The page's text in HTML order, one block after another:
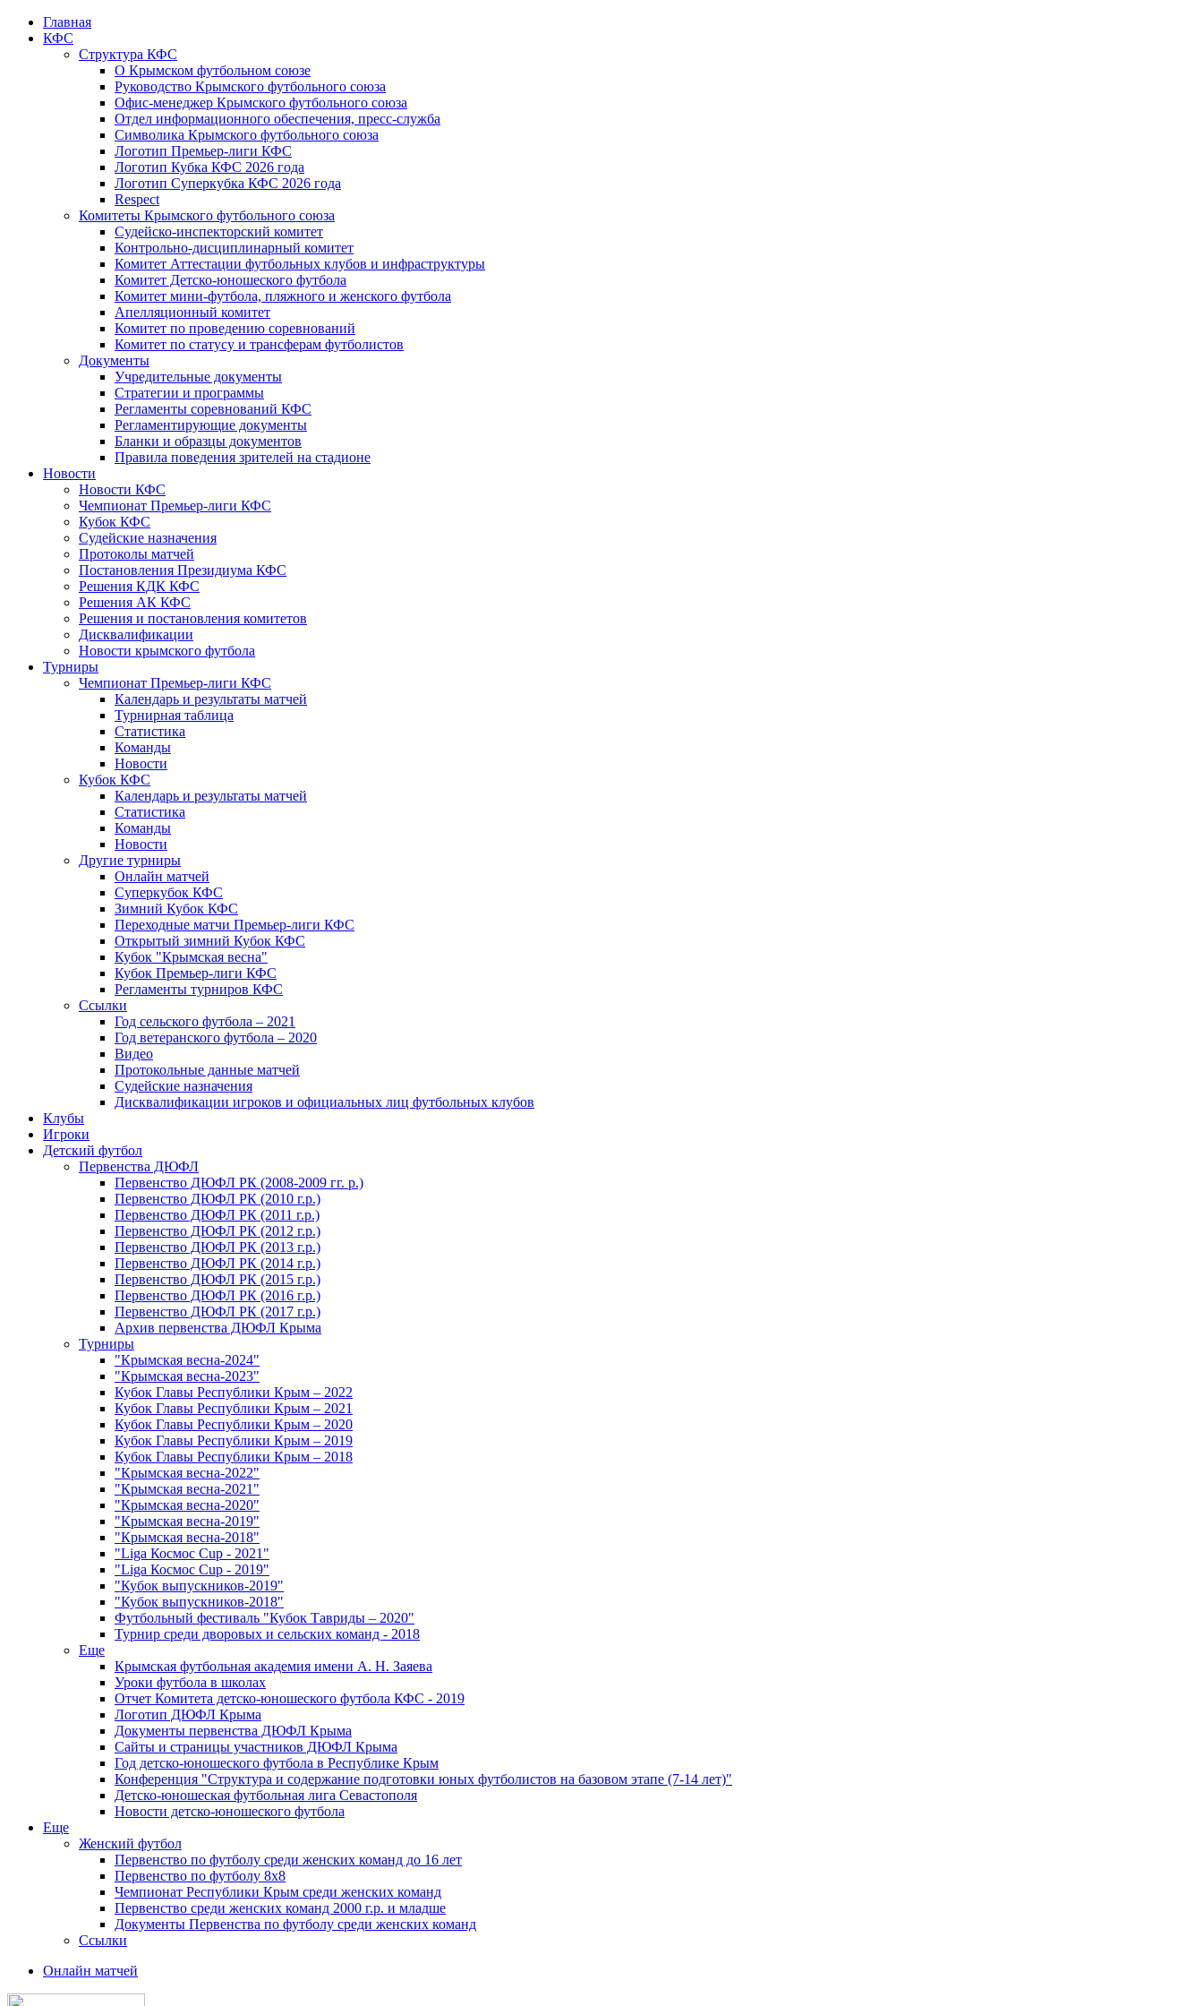
Главная
КФС
Структура КФС
О Крымском футбольном союзе
Руководство Крымского футбольного союза
Офис-менеджер Крымского футбольного союза
Отдел информационного обеспечения, пресс-служба
Символика Крымского футбольного союза
Логотип Премьер-лиги КФС
Логотип Кубка КФС 2026 года
Логотип Суперкубка КФС 2026 года
Respect
Комитеты Крымского футбольного союза
Судейско-инспекторский комитет
Контрольно-дисциплинарный комитет
Комитет Аттестации футбольных клубов и инфраструктуры
Комитет Детско-юношеского футбола
Комитет мини-футбола, пляжного и женского футбола
Апелляционный комитет
Комитет по проведению соревнований
Комитет по статусу и трансферам футболистов
Документы
Учредительные документы
Стратегии и программы
Регламенты соревнований КФС
Регламентирующие документы
Бланки и образцы документов
Правила поведения зрителей на стадионе
Новости
Новости КФС
Чемпионат Премьер-лиги КФС
Кубок КФС
Судейские назначения
Протоколы матчей
Постановления Президиума КФС
Решения КДК КФС
Решения АК КФС
Решения и постановления комитетов
Дисквалификации
Новости крымского футбола
Турниры
Чемпионат Премьер-лиги КФС
Календарь и результаты матчей
Турнирная таблица
Статистика
Команды
Новости
Кубок КФС
Календарь и результаты матчей
Статистика
Команды
Новости
Другие турниры
Онлайн матчей
Суперкубок КФС
Зимний Кубок КФС
Переходные матчи Премьер-лиги КФС
Открытый зимний Кубок КФС
Кубок "Крымская весна"
Кубок Премьер-лиги КФС
Регламенты турниров КФС
Ссылки
Год сельского футбола – 2021
Год ветеранского футбола – 2020
Видео
Протокольные данные матчей
Судейские назначения
Дисквалификации игроков и официальных лиц футбольных клубов
Клубы
Игроки
Детский футбол
Первенства ДЮФЛ
Первенство ДЮФЛ РК (2008-2009 гг. р.)
Первенство ДЮФЛ РК (2010 г.р.)
Первенство ДЮФЛ РК (2011 г.р.)
Первенство ДЮФЛ РК (2012 г.р.)
Первенство ДЮФЛ РК (2013 г.р.)
Первенство ДЮФЛ РК (2014 г.р.)
Первенство ДЮФЛ РК (2015 г.р.)
Первенство ДЮФЛ РК (2016 г.р.)
Первенство ДЮФЛ РК (2017 г.р.)
Архив первенства ДЮФЛ Крыма
Турниры
"Крымская весна-2024"
"Крымская весна-2023"
Кубок Главы Республики Крым – 2022
Кубок Главы Республики Крым – 2021
Кубок Главы Республики Крым – 2020
Кубок Главы Республики Крым – 2019
Кубок Главы Республики Крым – 2018
"Крымская весна-2022"
"Крымская весна-2021"
"Крымская весна-2020"
"Крымская весна-2019"
"Крымская весна-2018"
"Liga Космос Cup - 2021"
"Liga Космос Cup - 2019"
"Кубок выпускников-2019"
"Кубок выпускников-2018"
Футбольный фестиваль "Кубок Тавриды – 2020"
Турнир среди дворовых и сельских команд - 2018
Еще
Крымская футбольная академия имени А. Н. Заяева
Уроки футбола в школах
Отчет Комитета детско-юношеского футбола КФС - 2019
Логотип ДЮФЛ Крыма
Документы первенства ДЮФЛ Крыма
Сайты и страницы участников ДЮФЛ Крыма
Год детско-юношеского футбола в Республике Крым
Конференция "Структура и содержание подготовки юных футболистов на базовом этапе (7-14 лет)"
Детско-юношеская футбольная лига Севастополя
Новости детско-юношеского футбола
Еще
Женский футбол
Первенство по футболу среди женских команд до 16 лет
Первенство по футболу 8х8
Чемпионат Республики Крым среди женских команд
Первенство среди женских команд 2000 г.р. и младше
Документы Первенства по футболу среди женских команд
Ссылки
Онлайн матчей